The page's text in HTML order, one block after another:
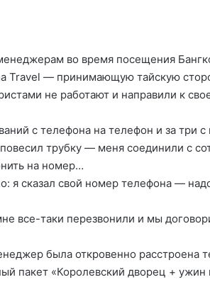
во время посещения
Travel — принимающую тайскую
не работают и направили к
с телефона на телефон и за три
трубку — меня соединили с
на номер…
я сказал свой номер телефона —
все-таки перезвонили и мы
была откровенно расстроена
пакет «Королевский дворец + ужин